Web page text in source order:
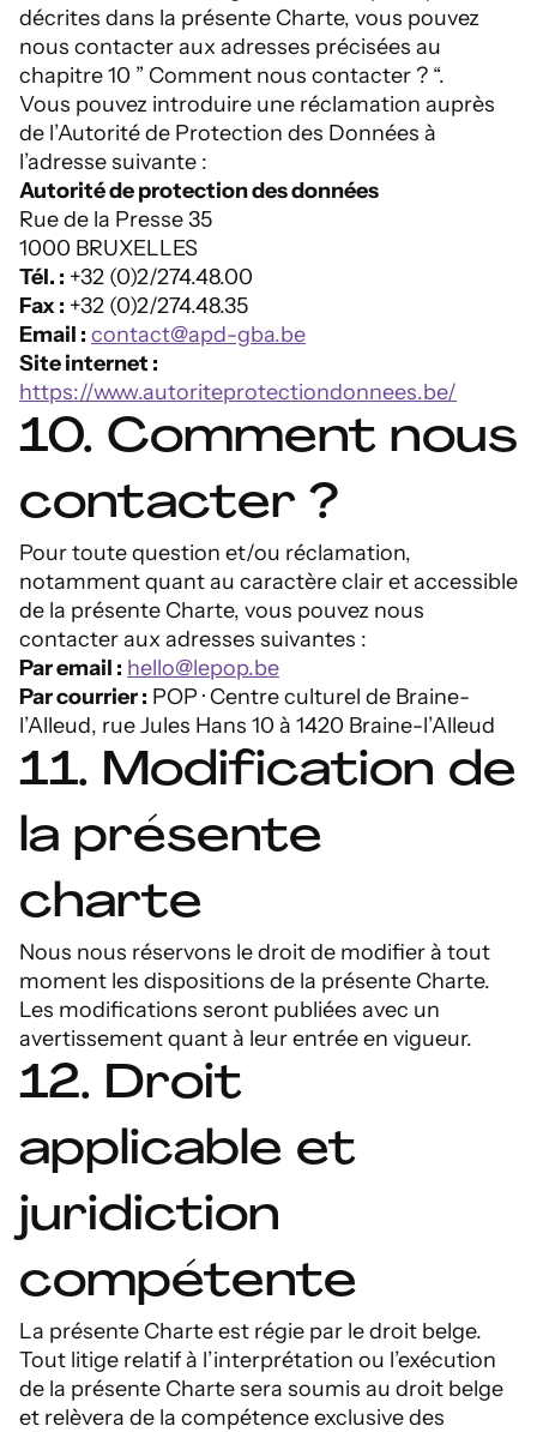
décrites dans la présente Charte, vous pouvez
nous contacter aux adresses précisées au
chapitre 10 ” Comment nous contacter ? “.
Vous pouvez introduire une réclamation auprès
de l’Autorité de Protection des Données à
l’adresse suivante :
Autorité de protection des données
Rue de la Presse 35
1000 BRUXELLES
Tél. : +32 (0)2/274.48.00
Fax : +32 (0)2/274.48.35
Email : contact@apd-gba.be
Site internet :
https://www.autoriteprotectiondonnees.be/
10. Comment nous
contacter ?
Pour toute question et/ou réclamation,
notamment quant au caractère clair et accessible
de la présente Charte, vous pouvez nous
contacter aux adresses suivantes :
Par email : hello@lepop.be
Par courrier : POP · Centre culturel de Braine-
l’Alleud, rue Jules Hans 10 à 1420 Braine-l’Alleud
11. Modification de
la présente
charte
Nous nous réservons le droit de modifier à tout
moment les dispositions de la présente Charte.
Les modifications seront publiées avec un
avertissement quant à leur entrée en vigueur.
12. Droit
applicable et
juridiction
compétente
La présente Charte est régie par le droit belge.
Tout litige relatif à l’interprétation ou l’exécution
de la présente Charte sera soumis au droit belge
et relèvera de la compétence exclusive des